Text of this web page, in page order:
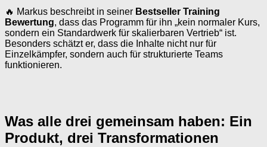
🔥 Markus beschreibt in seiner Bestseller Training
Bewertung, dass das Programm für ihn „kein normaler Kurs,
sondern ein Standardwerk für skalierbaren Vertrieb“ ist.
Besonders schätzt er, dass die Inhalte nicht nur für
Einzelkämpfer, sondern auch für strukturierte Teams
funktionieren.
Was alle drei gemeinsam haben: Ein
Produkt, drei Transformationen